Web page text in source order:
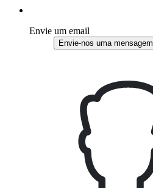
Envie um email
Envie-nos uma mensagem